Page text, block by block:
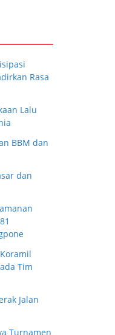
Rasa
Lalu
BBM dan
dan
Tim
Jalan
Turnamen